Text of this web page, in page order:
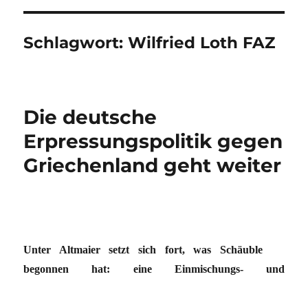
Schlagwort:Wilfried Loth FAZ
Die deutsche
Erpressungspolitik gegen
Griechenland geht weiter
Unter Altmaier setzt sich fort, was Schäuble
begonnen hat: eine Einmischungs- und